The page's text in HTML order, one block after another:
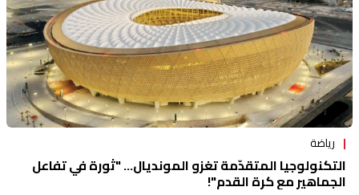
رياضة
التكنولوجيا المتقدّمة تغزو المونديال... "ثورة في تفاعل
الجماهير مع كرة القدم"!